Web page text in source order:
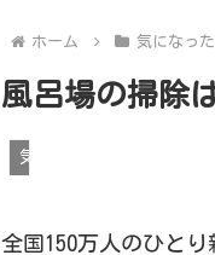
ホーム 気になっ
風呂場の掃除
気になったトピックなど
全国150万人のひと